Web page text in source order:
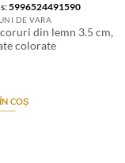
5996524491590
DE VARA
din lemn 3.5 cm,
colorate
COȘ